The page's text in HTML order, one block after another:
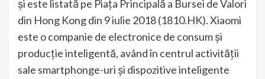
și este listată pe Piața Principală a Bursei de Valori
din Hong Kong din 9 iulie 2018 (1810.HK). Xiaomi
este o companie de electronice de consum și
producție inteligentă, având în centrul activității
sale smartphonge-uri și dispozitive inteligente